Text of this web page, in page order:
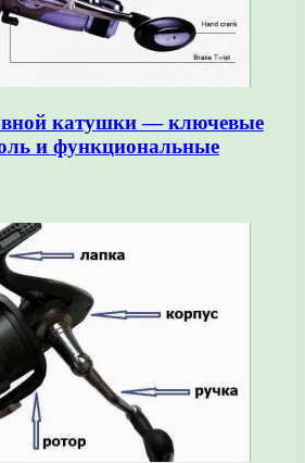
катушки — ключевые
и функциональные